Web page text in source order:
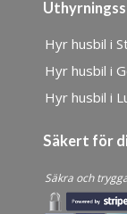
Hyr husbil i
Hyr husbil i
Hyr husbil i
Säkert för
Säkra och